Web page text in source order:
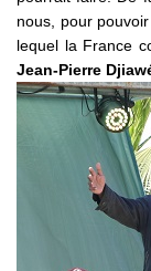
nous, pour
lequel la France
Jean-Pierre